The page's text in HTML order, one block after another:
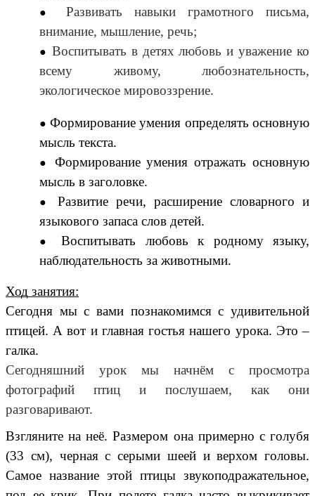
Развивать навыки грамотного письма,
внимание, мышление, речь;
Воспитывать в детях любовь и уважение ко
всему живому, любознательность,
экологическое мировоззрение.
Формирование умения определять основную
мысль текста.
Формирование умения отражать основную
мысль в заголовке.
Развитие речи, расширение словарного и
языкового запаса слов детей.
Воспитывать любовь к родному языку,
наблюдательность за животными.
Ход занятия:
Сегодня мы с вами познакомимся с удивительной
птицей. А вот и главная гостья нашего урока. Это –
галка.
Сегодняшний урок мы начнём с просмотра
фотографий птиц и послушаем, как они
разговаривают.
Взгляните на неё. Размером она примерно с голубя
(33 см), черная с серыми шеей и верхом головы.
Самое название этой птицы звукоподражательное,